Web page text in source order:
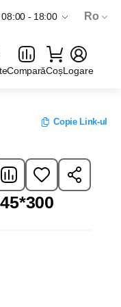
- 18:00 Ro
ComparăCoșLogare
Copie Link-ul